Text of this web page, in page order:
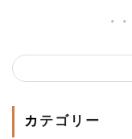
カテゴリー